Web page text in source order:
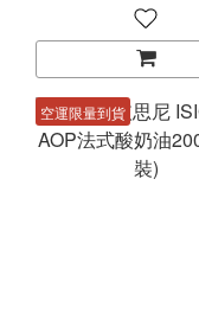
空運限量到貨